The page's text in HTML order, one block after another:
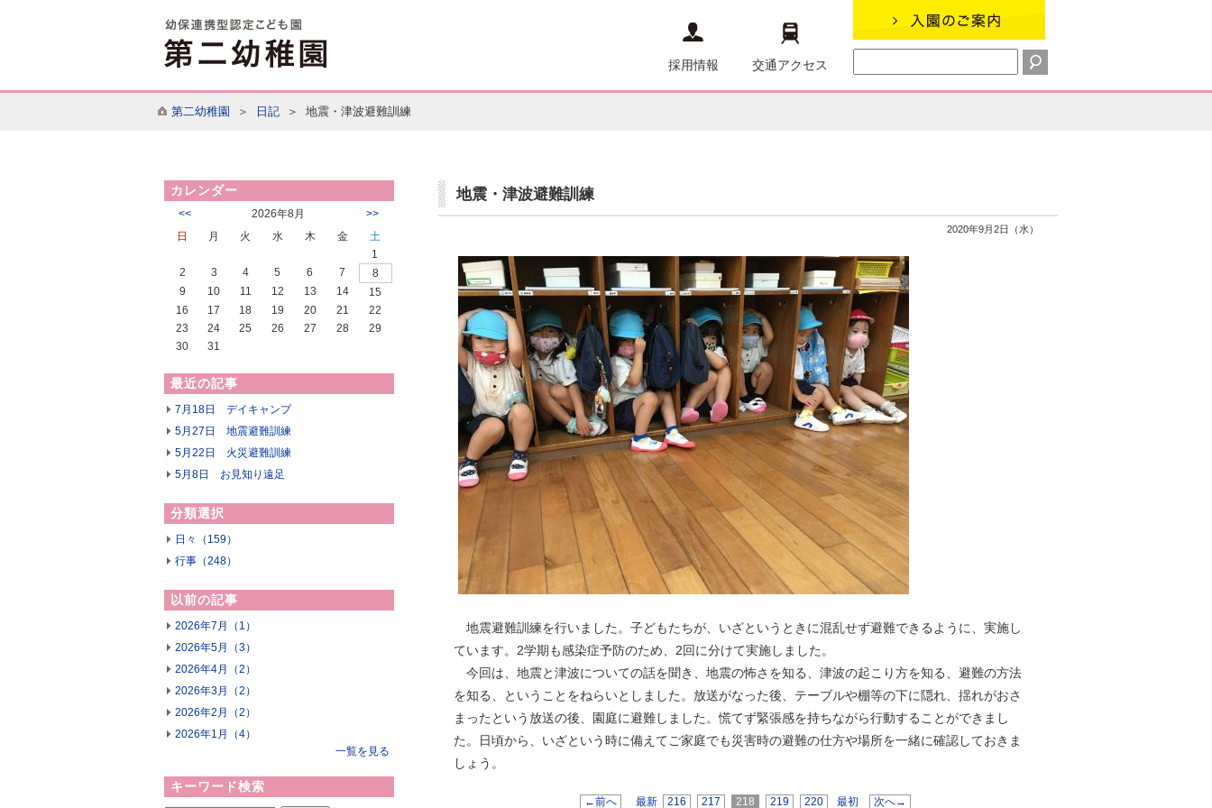
採用情報 交通アクセス
第二幼稚園 ＞ 日記＞ 地震・津波避難訓練
カレンダー
<< 2026年8月 >>
日 月 火 水 木 金
土
1
2
3 4 5 6 7
8
9
10 11 12 13 14
15
16
17 18 19 20 21
22
23
24 25 26 27 28
29
30
31
最近の記事
7月18日 デイキャンプ
5月27日 地震避難訓練
5月22日 火災避難訓練
5月8日 お見知り遠足
分類選択
日々（159）
行事（248）
以前の記事
2026年7月（1）
2026年5月（3）
2026年4月（2）
2026年3月（2）
2026年2月（2）
2026年1月（4）
一覧を見る
キーワード検索
地震・津波避難訓練
2020年9月2日（水）
地震避難訓練を行いました。子どもたちが、いざというときに混乱せず避難できるように、実施し
ています。2学期も感染症予防のため、2回に分けて実施しました。
今回は、地震と津波についての話を聞き、地震の怖さを知る、津波の起こり方を知る、避難の方法
を知る、ということをねらいとしました。放送がなった後、テーブルや棚等の下に隠れ、揺れがおさ
まったという放送の後、園庭に避難しました。慌てず緊張感を持ちながら行動することができまし
た。日頃から、いざという時に備えてご家庭でも災害時の避難の仕方や場所を一緒に確認しておきま
しょう。
←前へ 最新 216 217 218 219 220 最初 次へ→